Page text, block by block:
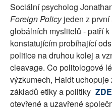
PLNÁ VERZE STRÁNEK
Sociální psycholog
Foreign Policyjeden z první
globálních myslitelů - patří
konstatujícím probíhající
politice na druhou kolej a
cleavage. Co politologové
výzkumech, Haidt
základů etiky a politiky ZDE
otevřené a uzavřené